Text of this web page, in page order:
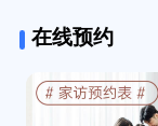
在线预约